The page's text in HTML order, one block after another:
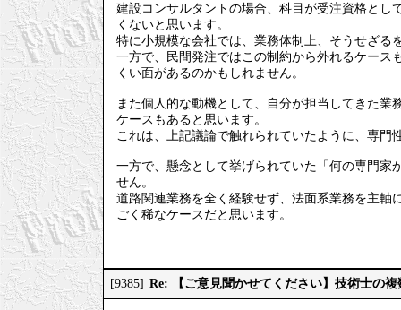
建設コンサルタントの場合、科目が受注資格とし
くないと思います。
特に小規模な会社では、業務体制上、そうせざる
一方で、民間発注ではこの制約から外れるケース
くい面があるのかもしれません。
また個人的な動機として、自分が担当してきた
ケースもあると思います。
これは、上記議論で触れられていたように、専
一方で、懸念として挙げられていた「何の専門家
せん。
道路関連業務を全く経験せず、法面系業務を主軸
ごく稀なケースだと思います。
[9385] Re: 【ご意見聞かせてください】技術士の